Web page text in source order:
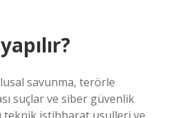
savunma, terörle
suçlar ve siber güvenlik